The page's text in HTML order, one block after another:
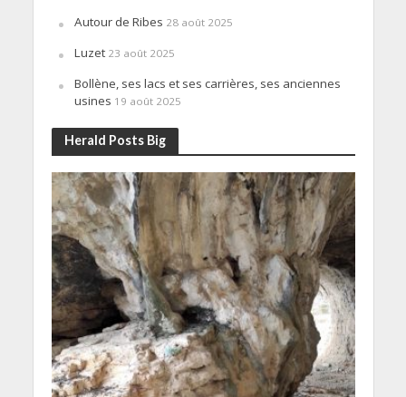
Autour de Ribes 28 août 2025
Luzet 23 août 2025
Bollène, ses lacs et ses carrières, ses anciennes
usines 19 août 2025
Herald Posts Big